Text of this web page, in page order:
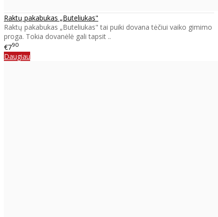
Raktų pakabukas „Buteliukas"
Raktų pakabukas „Buteliukas" tai puiki dovana tėčiui vaiko gimimo
proga. Tokia dovanėlė gali tapsit ..
€790
Daugiau